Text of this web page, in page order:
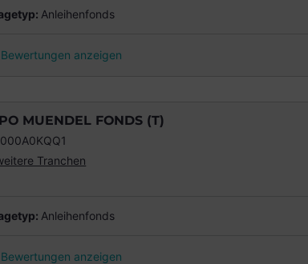
: Anleihenfonds
Bewertungen anzeigen
MUENDEL FONDS (T)
Tranchen
: Anleihenfonds
Bewertungen anzeigen